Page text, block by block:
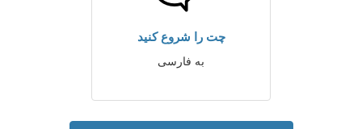
چت را شروع کنید
به فارسی